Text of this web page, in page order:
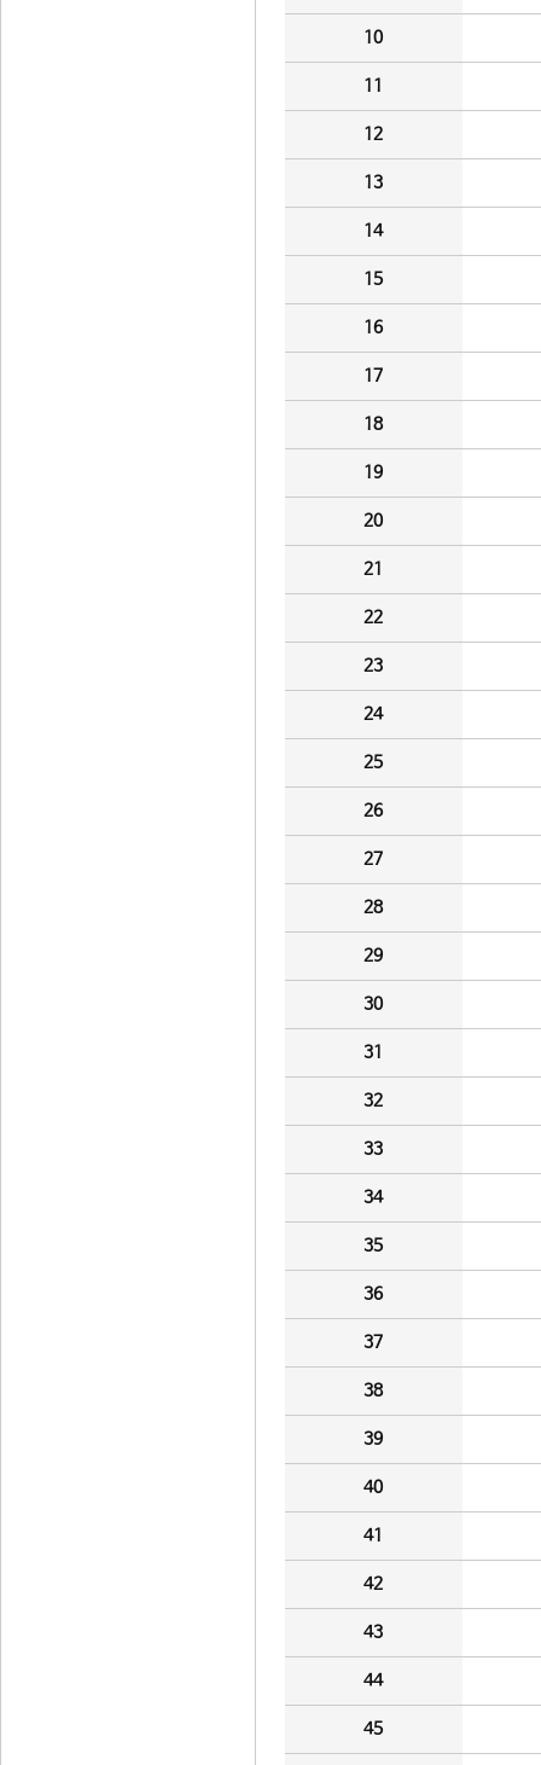
10
11
12
13
14
15
16
17
18
19
20
21
22
23
24
25
26
27
28
29
30
31
32
33
34
35
36
37
38
39
40
41
42
43
44
45